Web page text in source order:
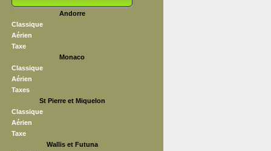
Andorre
Classique
Aérien
Taxe
Monaco
Classique
Aérien
Taxes
St Pierre et Miquelon
Classique
Aérien
Taxe
Wallis et Futuna